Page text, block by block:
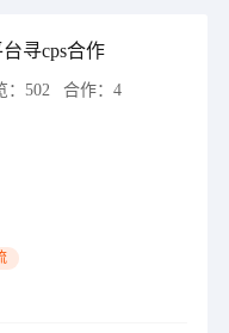
寻cps合作
502 合作： 4